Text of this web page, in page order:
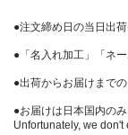
●注文締め日の当日出
●「名入れ加工」「ネ
●出荷からお届けまで
●お届けは日本国内の
Unfortunately, we